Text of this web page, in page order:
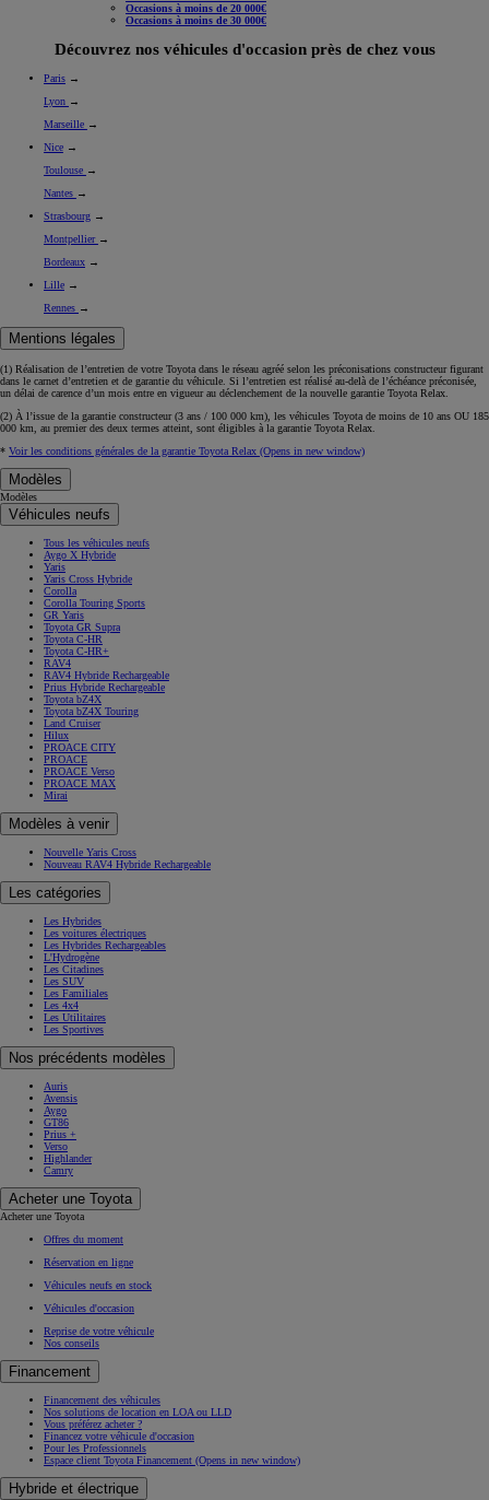
Occasions à moins de 20 000€
Occasions à moins de 30 000€
Découvrez nos véhicules d'occasion près de chez vous
Paris →
Lyon →
Marseille →
Nice →
Toulouse →
Nantes →
Strasbourg →
Montpellier →
Bordeaux →
Lille →
Rennes →
Mentions légales
(1) Réalisation de l’entretien de votre Toyota dans le réseau agréé selon les préconisations constructeur figurant
dans le carnet d’entretien et de garantie du véhicule. Si l’entretien est réalisé au-delà de l’échéance préconisée,
un délai de carence d’un mois entre en vigueur au déclenchement de la nouvelle garantie Toyota Relax.
(2) À l’issue de la garantie constructeur (3 ans / 100 000 km), les véhicules Toyota de moins de 10 ans OU 185
000 km, au premier des deux termes atteint, sont éligibles à la garantie Toyota Relax.
* Voir les conditions générales de la garantie Toyota Relax (Opens in new window)
Modèles
Modèles
Véhicules neufs
Tous les véhicules neufs
Aygo X Hybride
Yaris
Yaris Cross Hybride
Corolla
Corolla Touring Sports
GR Yaris
Toyota GR Supra
Toyota C-HR
Toyota C-HR+
RAV4
RAV4 Hybride Rechargeable
Prius Hybride Rechargeable
Toyota bZ4X
Toyota bZ4X Touring
Land Cruiser
Hilux
PROACE CITY
PROACE
PROACE Verso
PROACE MAX
Mirai
Modèles à venir
Nouvelle Yaris Cross
Nouveau RAV4 Hybride Rechargeable
Les catégories
Les Hybrides
Les voitures électriques
Les Hybrides Rechargeables
L'Hydrogène
Les Citadines
Les SUV
Les Familiales
Les 4x4
Les Utilitaires
Les Sportives
Nos précédents modèles
Auris
Avensis
Aygo
GT86
Prius +
Verso
Highlander
Camry
Acheter une Toyota
Acheter une Toyota
Offres du moment
Réservation en ligne
Véhicules neufs en stock
Véhicules d'occasion
Reprise de votre véhicule
Nos conseils
Financement
Financement des véhicules
Nos solutions de location en LOA ou LLD
Vous préférez acheter ?
Financez votre véhicule d'occasion
Pour les Professionnels
Espace client Toyota Financement (Opens in new window)
Hybride et électrique